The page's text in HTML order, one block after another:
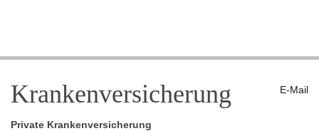
E-Mail
Krankenversicherung
Private Krankenversicherung